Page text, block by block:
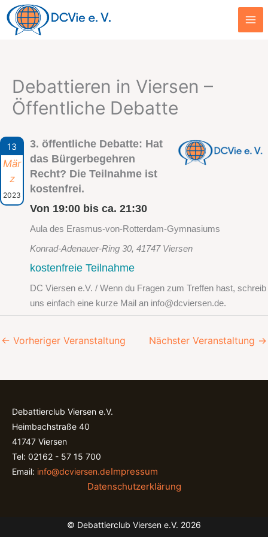
Zum
Inhalt
Debattieren in Viersen –
Öffentliche Debatte
13
Mär
z
2023
3. öffentliche Debatte: Hat
das Bürgerbegehren
Recht? Die Teilnahme ist
kostenfrei.
Von 19:00 bis ca. 21:30
Aula des Erasmus-von-Rotterdam-Gymnasiums
Konrad-Adenauer-Ring 30, 41747 Viersen
kostenfreie Teilnahme
DC Viersen e.V. / Wenn du Fragen zum Treffen hast, schreib
uns einfach eine kurze Mail an info@dcviersen.de.
← Vorheriger Veranstaltung Nächster Veranstaltung →
Debattierclub Viersen e.V.
Heimbachstraße 40
41747 Viersen
Tel: 02162 - 57 15 700
Email: info@dcviersen.deImpressum
Datenschutzerklärung
© Debattierclub Viersen e.V. 2026